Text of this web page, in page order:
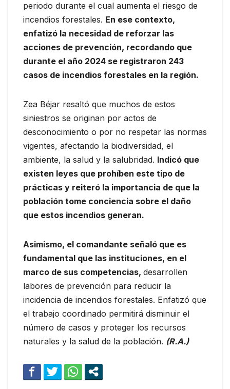
periodo durante el cual aumenta el riesgo de
incendios forestales. En ese contexto,
enfatizó la necesidad de reforzar las
acciones de prevención, recordando que
durante el año 2024 se registraron 243
casos de incendios forestales en la región.
Zea Béjar resaltó que muchos de estos
siniestros se originan por actos de
desconocimiento o por no respetar las normas
vigentes, afectando la biodiversidad, el
ambiente, la salud y la salubridad. Indicó que
existen leyes que prohíben este tipo de
prácticas y reiteró la importancia de que la
población tome conciencia sobre el daño
que estos incendios generan.
Asimismo, el comandante señaló que es
fundamental que las instituciones, en el
marco de sus competencias, desarrollen
labores de prevención para reducir la
incidencia de incendios forestales. Enfatizó que
el trabajo coordinado permitirá disminuir el
número de casos y proteger los recursos
naturales y la salud de la población. (R.A.)